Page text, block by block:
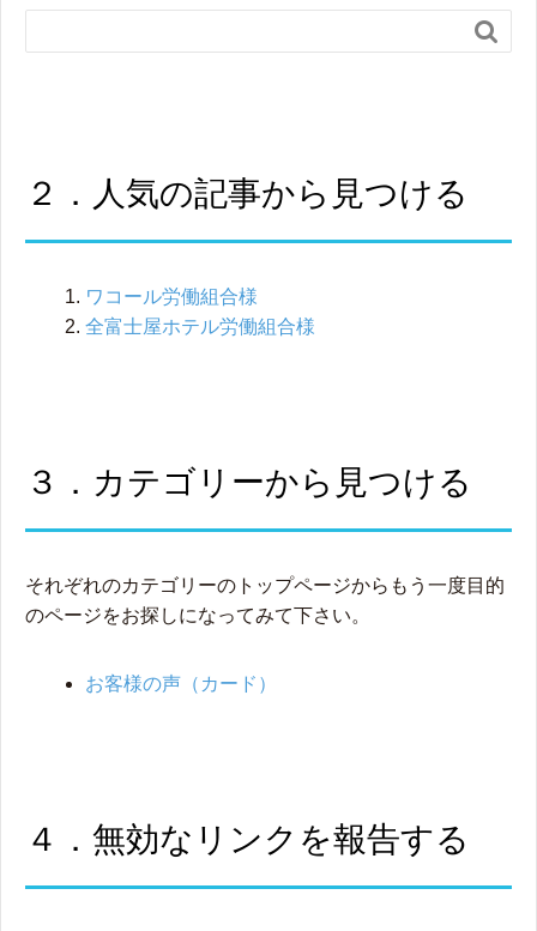

２．人気の記事から見つける
ワコール労働組合様
全富士屋ホテル労働組合様
３．カテゴリーから見つける
それぞれのカテゴリーのトップページからもう一度目的
のページをお探しになってみて下さい。
お客様の声（カード）
４．無効なリンクを報告する